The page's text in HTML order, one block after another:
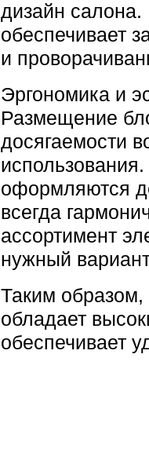
дизайн салона.
обеспечивает
и
Эргономика и
Размещение
досягаемости
оформляются
всегда
ассортимент
нужный
Таким образом,
обладает
обеспечивает